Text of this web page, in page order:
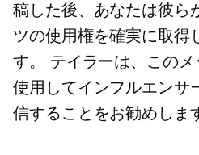
稿した後、あなたは彼ら
ツの使用権を確実に取得
す。 テイラーは、この
使用してインフルエンサ
信することをお勧めしま